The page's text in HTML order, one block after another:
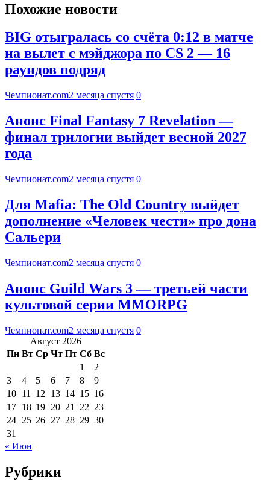
Похожие новости
BIG отыгралась со счёта 0:12 в матче
на вылет с мэйджора по CS 2 — 16
раундов подряд
Чемпионат.com2 месяца спустя 0
Анонс Final Fantasy 7 Revelation —
финал трилогии выйдет весной 2027
года
Чемпионат.com2 месяца спустя 0
Для Mafia: The Old Country выйдет
дополнение «Человек чести» про дона
Сальери
Чемпионат.com2 месяца спустя 0
Анонс Guild Wars 3 — третьей части
культовой серии MMORPG
Чемпионат.com2 месяца спустя 0
Август 2026
Пн Вт Ср Чт Пт Сб Вс
1
2
3
4 5 6 7 8
9
10 11 12 13 14 15 16
17 18 19 20 21 22 23
24 25 26 27 28 29 30
31
« Июн
Рубрики